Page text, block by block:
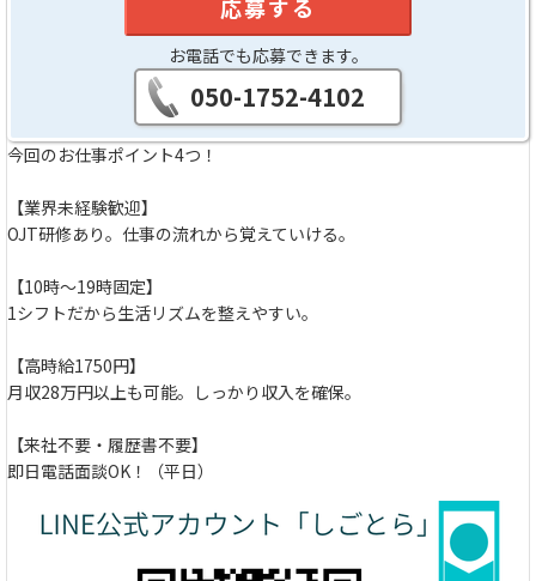
応募する
お電話でも応募できます。
050-1752-4102
今回のお仕事ポイント4つ！
【業界未経験歓迎】
OJT研修あり。仕事の流れから覚えていける。
【10時～19時固定】
1シフトだから生活リズムを整えやすい。
【高時給1750円】
月収28万円以上も可能。しっかり収入を確保。
【来社不要・履歴書不要】
即日電話面談OK！（平日）